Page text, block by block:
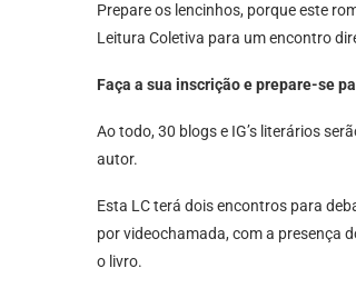
Prepare os lencinhos, porque este
Leitura Coletiva para um encontro
Faça a sua inscrição e prepare-se
Ao todo, 30 blogs e IG’s literários
autor.
Esta LC terá dois encontros para
por videochamada, com a presença
o livro.